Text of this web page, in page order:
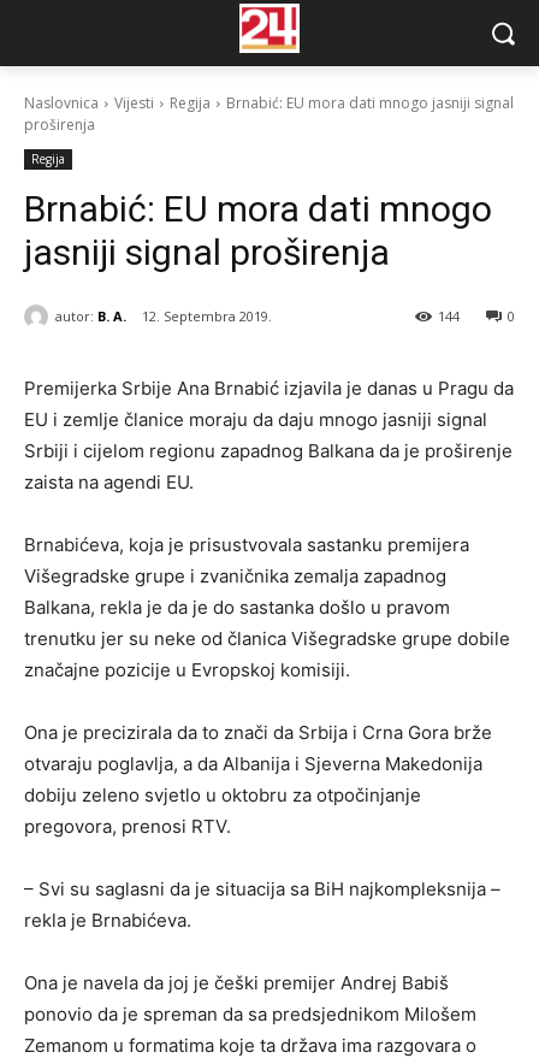
Naslovnica Vijesti Regija
Brnabić: EU mora dati mnogo jasniji signal
proširenja
Regija
Brnabić: EU mora dati mnogo
jasniji signal proširenja
autor: B. A. 12. Septembra 2019. 0
144
Premijerka Srbije Ana Brnabić izjavila je danas u Pragu da
EU i zemlje članice moraju da daju mnogo jasniji signal
Srbiji i cijelom regionu zapadnog Balkana da je proširenje
zaista na agendi EU.
Brnabićeva, koja je prisustvovala sastanku premijera
Višegradske grupe i zvaničnika zemalja zapadnog
Balkana, rekla je da je do sastanka došlo u pravom
trenutku jer su neke od članica Višegradske grupe dobile
značajne pozicije u Evropskoj komisiji.
Ona je precizirala da to znači da Srbija i Crna Gora brže
otvaraju poglavlja, a da Albanija i Sjeverna Makedonija
dobiju zeleno svjetlo u oktobru za otpočinjanje
pregovora, prenosi RTV.
– Svi su saglasni da je situacija sa BiH najkompleksnija –
rekla je Brnabićeva.
Ona je navela da joj je češki premijer Andrej Babiš
ponovio da je spreman da sa predsjednikom Milošem
Zemanom u formatima koje ta država ima razgovara o